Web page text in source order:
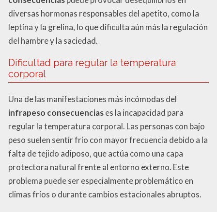
diversas hormonas responsables del apetito, como la
leptina y la grelina, lo que dificulta aún más la regulación
del hambre y la saciedad.
Dificultad para regular la temperatura
corporal
Una de las manifestaciones más incómodas del
infrapeso consecuenciases la incapacidad para
regular la temperatura corporal. Las personas con bajo
peso suelen sentir frío con mayor frecuencia debido a la
falta de tejido adiposo, que actúa como una capa
protectora natural frente al entorno externo. Este
problema puede ser especialmente problemático en
climas fríos o durante cambios estacionales abruptos.